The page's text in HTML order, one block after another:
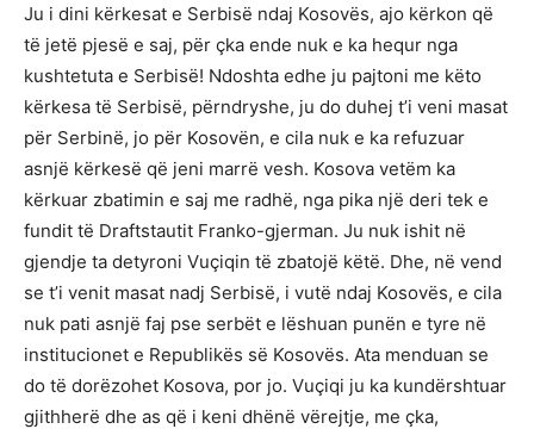
Ju i dini kërkesat e Serbisë ndaj Kosovës, ajo kërkon që
të jetë pjesë e saj, për çka ende nuk e ka hequr nga
kushtetuta e Serbisë! Ndoshta edhe ju pajtoni me këto
kërkesa të Serbisë, përndryshe, ju do duhej t’i veni masat
për Serbinë, jo për Kosovën, e cila nuk e ka refuzuar
asnjë kërkesë që jeni marrë vesh. Kosova vetëm ka
kërkuar zbatimin e saj me radhë, nga pika një deri tek e
fundit të Draftstautit Franko-gjerman. Ju nuk ishit në
gjendje ta detyroni Vuçiqin të zbatojë këtë. Dhe, në vend
se t’i venit masat nadj Serbisë, i vutë ndaj Kosovës, e cila
nuk pati asnjë faj pse serbët e lëshuan punën e tyre në
institucionet e Republikës së Kosovës. Ata menduan se
do të dorëzohet Kosova, por jo. Vuçiqi ju ka kundërshtuar
gjithherë dhe as që i keni dhënë vërejtje, me çka,